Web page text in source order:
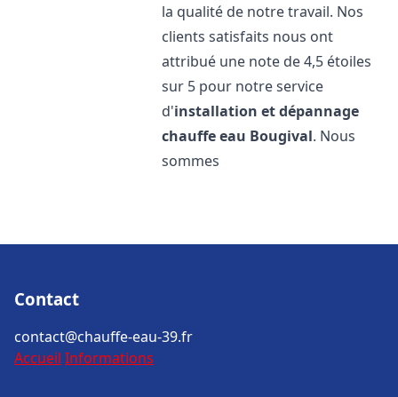
la qualité de notre travail. Nos
clients satisfaits nous ont
attribué une note de 4,5 étoiles
sur 5 pour notre service
d'installation et dépannage
chauffe eau Bougival. Nous
sommes
Contact
contact@chauffe-eau-39.fr
Accueil Informations